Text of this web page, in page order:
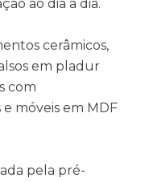
ao dia a dia.
cerâmicos,
em pladur
com
móveis em MDF
pela pré-